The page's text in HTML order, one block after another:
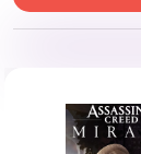
به نمایش گذاشت و
هنوز هم در حال